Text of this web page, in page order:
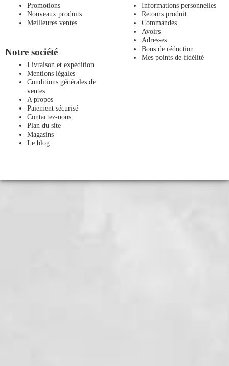
Promotions
Nouveaux produits
Meilleures ventes
Notre société
Livraison et expédition
Mentions légales
Conditions générales de
ventes
A propos
Paiement sécurisé
Contactez-nous
Plan du site
Magasins
Le blog
Informations personnelles
Retours produit
Commandes
Avoirs
Adresses
Bons de réduction
Mes points de fidélité